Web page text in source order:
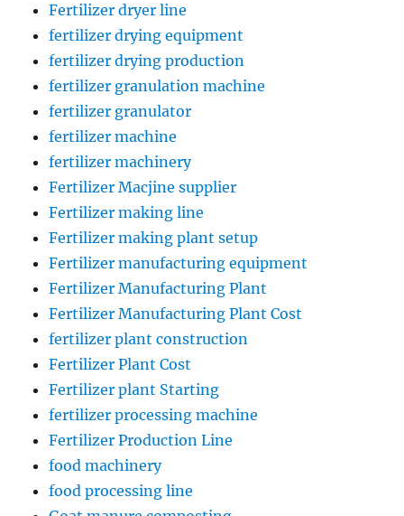
Fertilizer dryer line
fertilizer drying equipment
fertilizer drying production
fertilizer granulation machine
fertilizer granulator
fertilizer machine
fertilizer machinery
Fertilizer Macjine supplier
Fertilizer making line
Fertilizer making plant setup
Fertilizer manufacturing equipment
Fertilizer Manufacturing Plant
Fertilizer Manufacturing Plant Cost
fertilizer plant construction
Fertilizer Plant Cost
Fertilizer plant Starting
fertilizer processing machine
Fertilizer Production Line
food machinery
food processing line